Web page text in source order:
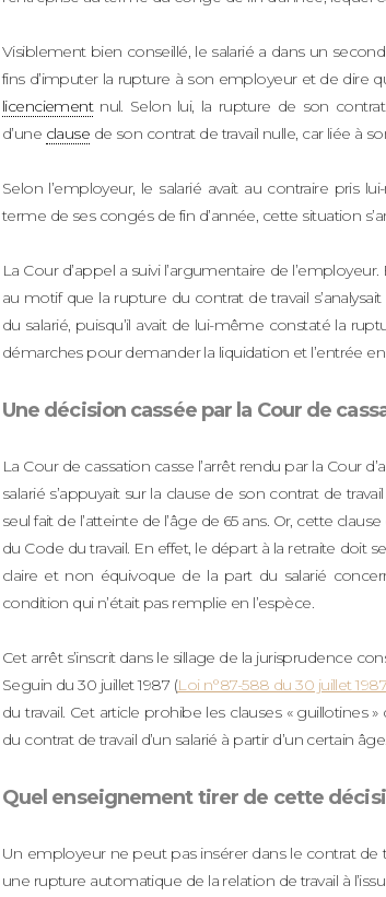
Visiblement bien conseillé, le salarié a dans un
fins d’imputer la rupture à son employeur et de dire
licenciementnul. Selon lui, la rupture de son
d’une clause de son contrat de travail nulle, car liée à
Selon l’employeur, le salarié avait au contraire pris
terme de ses congés de fin d’année, cette situation
La Cour d’appel a suivi l’argumentaire de
au motif que la rupture du contrat de travail
du salarié, puisqu’il avait de lui-même constaté la
démarches pour demander la liquidation et l’entrée
Une décision cassée par la Cour de
La Cour de cassation casse l’arrêt rendu par la Cour
salarié s’appuyait sur la clause de son contrat de
seul fait de l’atteinte de l’âge de 65 ans. Or, cette
du Code du travail. En effet, le départ à la retraite doit
claire et non équivoque de la part du salarié
condition qui n’était pas remplie en l’espèce.
Cet arrêt s’inscrit dans le sillage de la jurisprudence
Seguin du 30 juillet 1987 (Loi n°87-588 du 30 juillet
du travail. Cet article prohibe les clauses « guillotines
du contrat de travail d’un salarié à partir d’un certain âge.
Quel enseignement tirer de cette
Un employeur ne peut pas insérer dans le contrat de
une rupture automatique de la relation de travail à